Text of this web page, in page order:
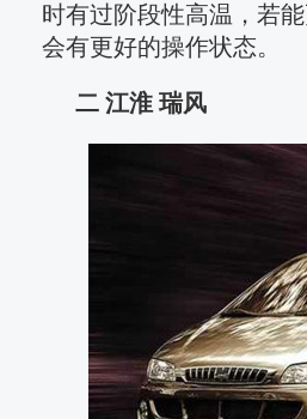
时有过阶段性高温，若
会有更好的操作状态。
二 江淮 瑞风